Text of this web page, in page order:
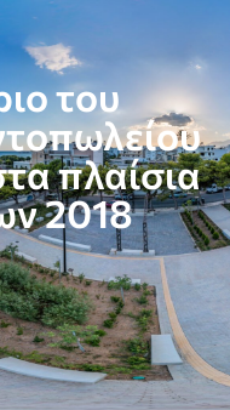
του
πλαίσια
2018